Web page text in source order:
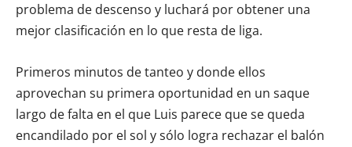
problema de descenso y luchará por obtener una
mejor clasificación en lo que resta de liga.
Primeros minutos de tanteo y donde ellos
aprovechan su primera oportunidad en un saque
largo de falta en el que Luis parece que se queda
encandilado por el sol y sólo logra rechazar el balón